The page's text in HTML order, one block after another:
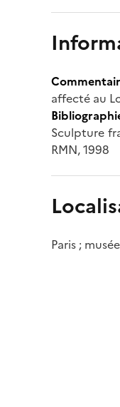
affecté au
Sculpture
RMN, 1998
Paris ;